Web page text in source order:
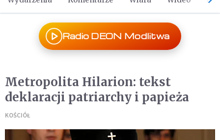
Radio DEON Modlitwa
Metropolita Hilarion: tekst
deklaracji patriarchy i papieża
KOŚCIÓŁ